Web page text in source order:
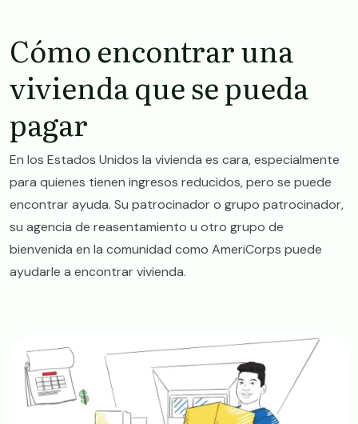
Cómo encontrar una
vivienda que se pueda
pagar
En los Estados Unidos la vivienda es cara, especialmente
para quienes tienen ingresos reducidos, pero se puede
encontrar ayuda. Su patrocinador o grupo patrocinador,
su agencia de reasentamiento u otro grupo de
bienvenida en la comunidad como AmeriCorps puede
ayudarle a encontrar vivienda.